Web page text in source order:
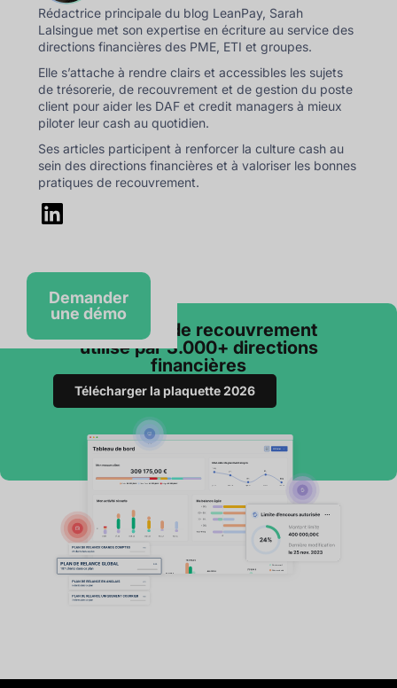
Rédactrice principale du blog LeanPay, Sarah
Lalsingue met son expertise en écriture au service des
directions financières des PME, ETI et groupes.
Elle s’attache à rendre clairs et accessibles les sujets
de trésorerie, de recouvrement et de gestion du poste
client pour aider les DAF et credit managers à mieux
piloter leur cash au quotidien.
Ses articles participent à renforcer la culture cash au
sein des directions financières et à valoriser les bonnes
pratiques de recouvrement.
Demander
une démo
Le logiciel de recouvrement
utilisé par 3.000+ directions
financières
Télécharger la plaquette 2026